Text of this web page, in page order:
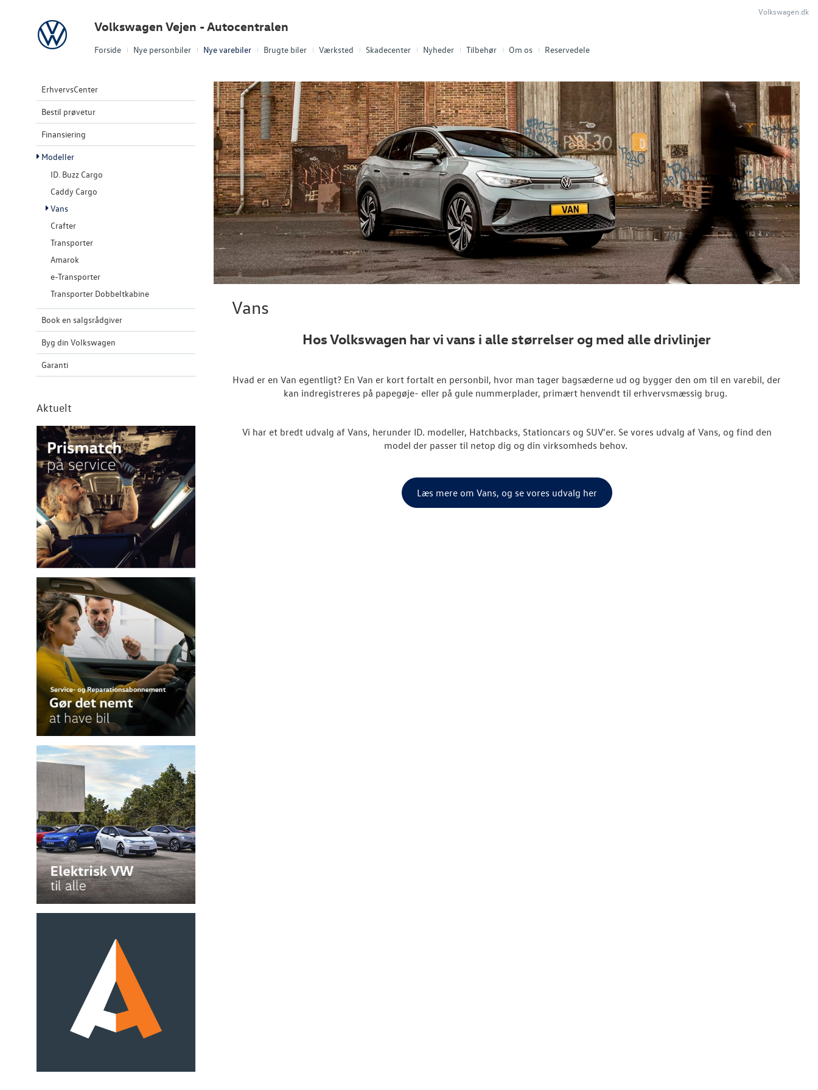
Forside Nye personbiler Nye varebiler Brugte biler Værksted Skadecenter Nyheder Tilbehør Om os Reservedele
Volkswagen Volkswagen Vejen - Autocentralen
Volkswagen.dk
ErhvervsCenter
Bestil prøvetur
Finansiering
Modeller
ID. Buzz Cargo
Caddy Cargo
Vans
Crafter
Transporter
Amarok
e-Transporter
Transporter Dobbeltkabine
Book en salgsrådgiver
Byg din Volkswagen
Garanti
Aktuelt
Vans
Hos Volkswagen har vi vans i alle størrelser og med alle drivlinjer
Hvad er en Van egentligt? En Van er kort fortalt en personbil, hvor man tager bagsæderne ud og bygger den om til en varebil, der
kan indregistreres på papegøje- eller på gule nummerplader, primært henvendt til erhvervsmæssig brug.
Vi har et bredt udvalg af Vans, herunder ID. modeller, Hatchbacks, Stationcars og SUV'er. Se vores udvalg af Vans, og find den
model der passer til netop dig og din virksomheds behov.
Læs mere om Vans, og se vores udvalg her